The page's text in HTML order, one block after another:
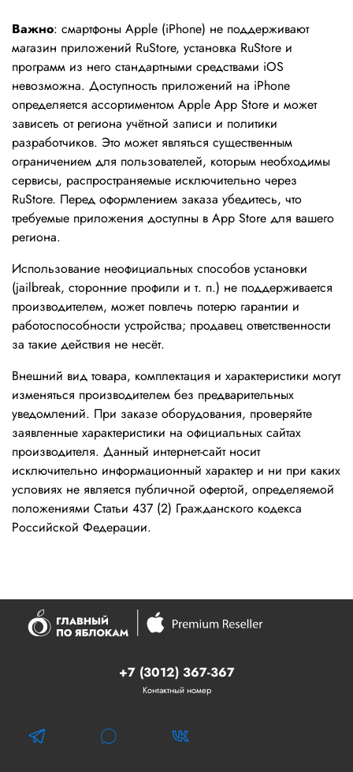
Важно: смартфоны Apple (iPhone) не поддерживают
магазин приложений RuStore, установка RuStore и
программ из него стандартными средствами iOS
невозможна. Доступность приложений на iPhone
определяется ассортиментом Apple App Store и может
зависеть от региона учётной записи и политики
разработчиков. Это может являться существенным
ограничением для пользователей, которым необходимы
сервисы, распространяемые исключительно через
RuStore. Перед оформлением заказа убедитесь, что
требуемые приложения доступны в App Store для вашего
региона.
Использование неофициальных способов установки
(jailbreak, сторонние профили и т. п.) не поддерживается
производителем, может повлечь потерю гарантии и
работоспособности устройства; продавец ответственности
за такие действия не несёт.
Внешний вид товара, комплектация и характеристики могут
изменяться производителем без предварительных
уведомлений. При заказе оборудования, проверяйте
заявленные характеристики на официальных сайтах
производителя. Данный интернет-сайт носит
исключительно информационный характер и ни при каких
условиях не является публичной офертой, определяемой
положениями Статьи 437 (2) Гражданского кодекса
Российской Федерации.
+7 (3012) 367-367
Контактный номер